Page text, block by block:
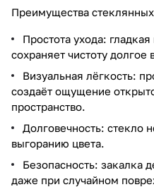
Преимущества
Простота ухода:
сохраняет чистоту долгое
Визуальная лёгкость:
создаёт ощущение
пространство.
Долговечность: стекло
выгоранию цвета.
Безопасность: закалка
даже при случайном